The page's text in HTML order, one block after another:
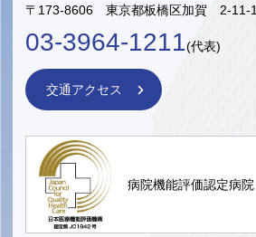
〒173-8606 東京都板橋区加賀 2-11-1
03-3964-1211(代表)
交通アクセス
病院機能評価認定病院